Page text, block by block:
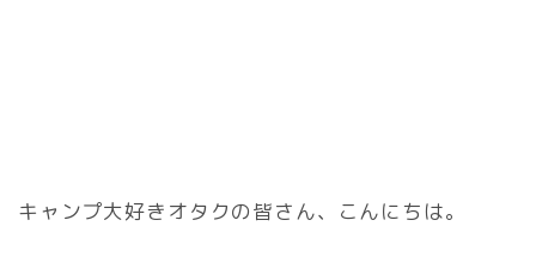
キャンプ大好きオタクの皆さん、こんにちは。